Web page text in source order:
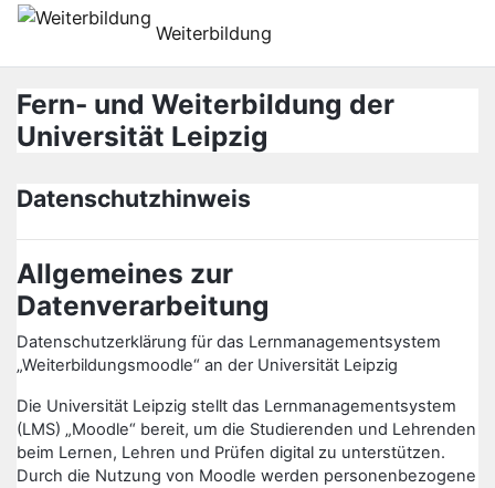
Zum Hauptinhalt
Weiterbildung
Fern- und Weiterbildung der
Universität Leipzig
Datenschutzhinweis
Allgemeines zur
Datenverarbeitung
Datenschutzerklärung für das Lernmanagementsystem
„Weiterbildungsmoodle“ an der Universität Leipzig
Die Universität Leipzig stellt das Lernmanagementsystem
(LMS) „Moodle“ bereit, um die Studierenden und Lehrenden
beim Lernen, Lehren und Prüfen digital zu unterstützen.
Durch die Nutzung von Moodle werden personenbezogene